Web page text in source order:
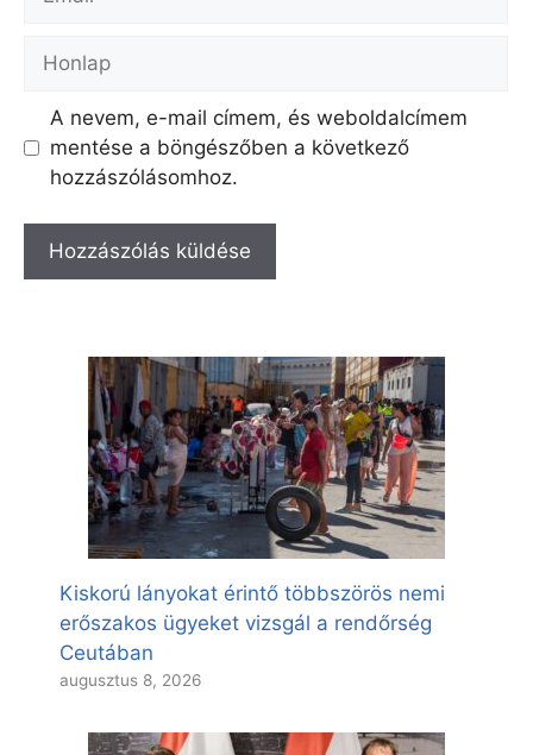
Honlap
A nevem, e-mail címem, és weboldalcímem
mentése a böngészőben a következő
hozzászólásomhoz.
Kiskorú lányokat érintő többszörös nemi
erőszakos ügyeket vizsgál a rendőrség
Ceutában
augusztus 8, 2026